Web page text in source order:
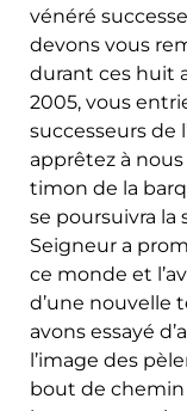
vénéré
devons vous
durant ces huit
2005, vous
successeurs de
apprêtez à
timon de la
se poursuivra la
Seigneur a
ce monde et
d’une nouvelle
avons essayé
l’image des
bout de chemin